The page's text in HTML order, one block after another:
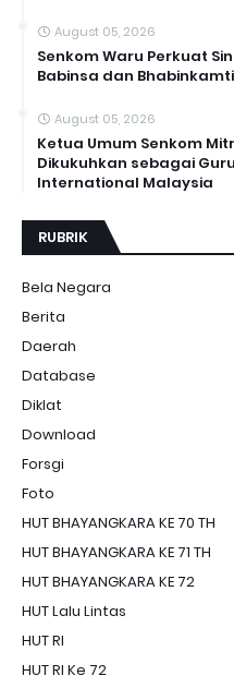
August 05, 2026
Senkom Waru Perkuat
Babinsa dan
August 05, 2026
Ketua Umum Senkom
Dikukuhkan sebagai
International Malaysia
RUBRIK
Bela Negara
Berita
Daerah
Database
Diklat
Download
Forsgi
Foto
HUT BHAYANGKARA KE 70 TH
HUT BHAYANGKARA KE 71 TH
HUT BHAYANGKARA KE 72
HUT Lalu Lintas
HUT RI
HUT RI Ke 72